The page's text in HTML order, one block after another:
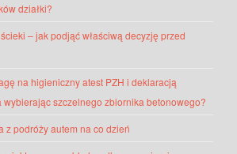
działki?
– jak podjąć właściwą decyzję przed
na higieniczny atest PZH i deklaracją
szczelnego zbiornika betonowego?
z podróży autem na co dzień